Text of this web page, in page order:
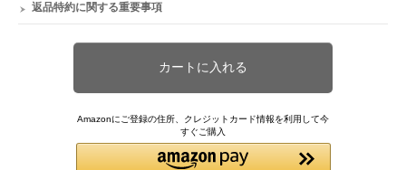
返品特約に関する重要事項
Amazonにご登録の住所、クレジットカード情報を利用して今
すぐご購入